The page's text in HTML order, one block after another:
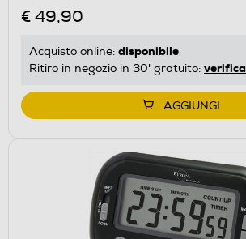
€ 49,90
Acquisto online: disponibile
Ritiro in negozio in 30' gratuito: verifica
AGGIUNGI